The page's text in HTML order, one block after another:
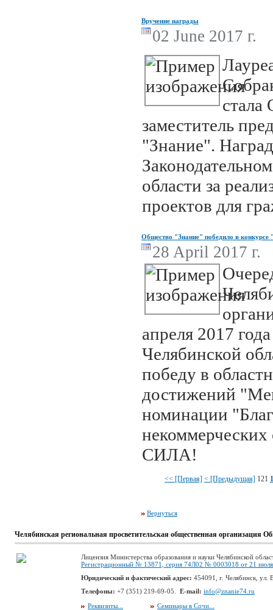
Вручение награды
02 June 2017 г.
стала
заместитель
"Знание".
области за
проектов для
Общество "Знание" победило в
28 April 2017 г.
апреля 2017
Челябинской
победу в
достижений
номинации
СИЛА!
<< [Первая] < [Предыдущая] 121
Вернуться
Челябинская региональная просветительская общественная организация
Лицензия Министерства образования и науки Челябинской
Регистрационный № 13871, серия 74Л02 № 0003018 от 21
Юридический и фактический адрес: 454091, г. Челябинск, ул.
Телефоны: +7 (351) 219-69-05. E-mail: info@znanie74.ru
Реквизиты...
Семинары в Сочи...